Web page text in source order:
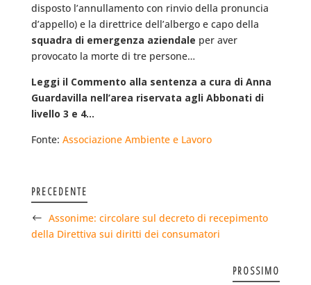
disposto l’annullamento con rinvio della pronuncia
d’appello) e la direttrice dell’albergo e capo della
squadra di emergenza aziendale per aver
provocato la morte di tre persone…
Leggi il Commento alla sentenza a cura di Anna
Guardavilla nell’area riservata agli Abbonati di
livello 3 e 4…
Fonte: Associazione Ambiente e Lavoro
PRECEDENTE
Assonime: circolare sul decreto di recepimento
della Direttiva sui diritti dei consumatori
PROSSIMO